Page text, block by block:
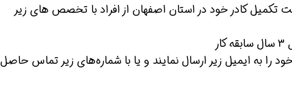
کادر خود در استان اصفهان از افراد با تخصص های زیر
را به ایمیل زیر ارسال نمایند و یا ‌با شماره‌های زیر تماس حاصل